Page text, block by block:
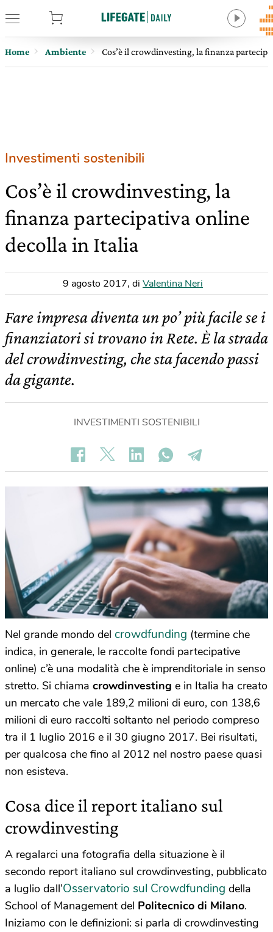
Home Ambiente Cos’è il crowdinvesting, la finanza
Investimenti sostenibili
Cos’è il crowdinvesting, la
finanza partecipativa online
decolla in Italia
9 agosto 2017, di Valentina Neri
Fare impresa diventa un po’ più facile se i
finanziatori si trovano in Rete. È la strada
del crowdinvesting, che sta facendo passi
da gigante.
INVESTIMENTI SOSTENIBILI
Nel grande mondo del crowdfunding (termine che
indica, in generale, le raccolte fondi partecipative
online) c’è una modalità che è imprenditoriale in senso
stretto. Si chiama crowdinvesting e in Italia ha creato
un mercato che vale 189,2 milioni di euro, con 138,6
milioni di euro raccolti soltanto nel periodo compreso
tra il 1 luglio 2016 e il 30 giugno 2017. Bei risultati,
per qualcosa che fino al 2012 nel nostro paese quasi
non esisteva.
Cosa dice il report italiano sul
crowdinvesting
A regalarci una fotografia della situazione è il
secondo report italiano sul crowdinvesting, pubblicato
a luglio dall’Osservatorio sul Crowdfunding della
School of Management del Politecnico di Milano.
Iniziamo con le definizioni: si parla di crowdinvesting